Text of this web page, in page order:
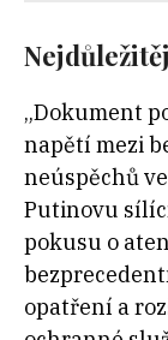
„Dokument
napětí mezi
neúspěchů
Putinovu
pokusu o
opatření a